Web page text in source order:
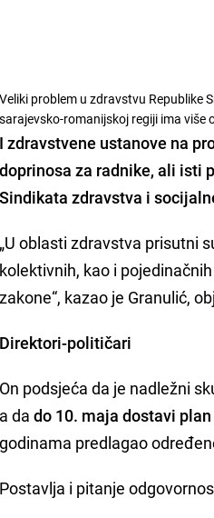
Veliki problem u zdravstvu Republike
sarajevsko-romanijskoj regiji ima
I zdravstvene ustanove na
doprinosa za radnike, ali isti
Sindikata zdravstva i
„U oblasti zdravstva prisutni
kolektivnih, kao i
zakone“, kazao je Granulić,
Direktori-političari
On podsjeća da je nadležni
a dado 10. maja dostavi
godinama predlagao
Postavlja i pitanje